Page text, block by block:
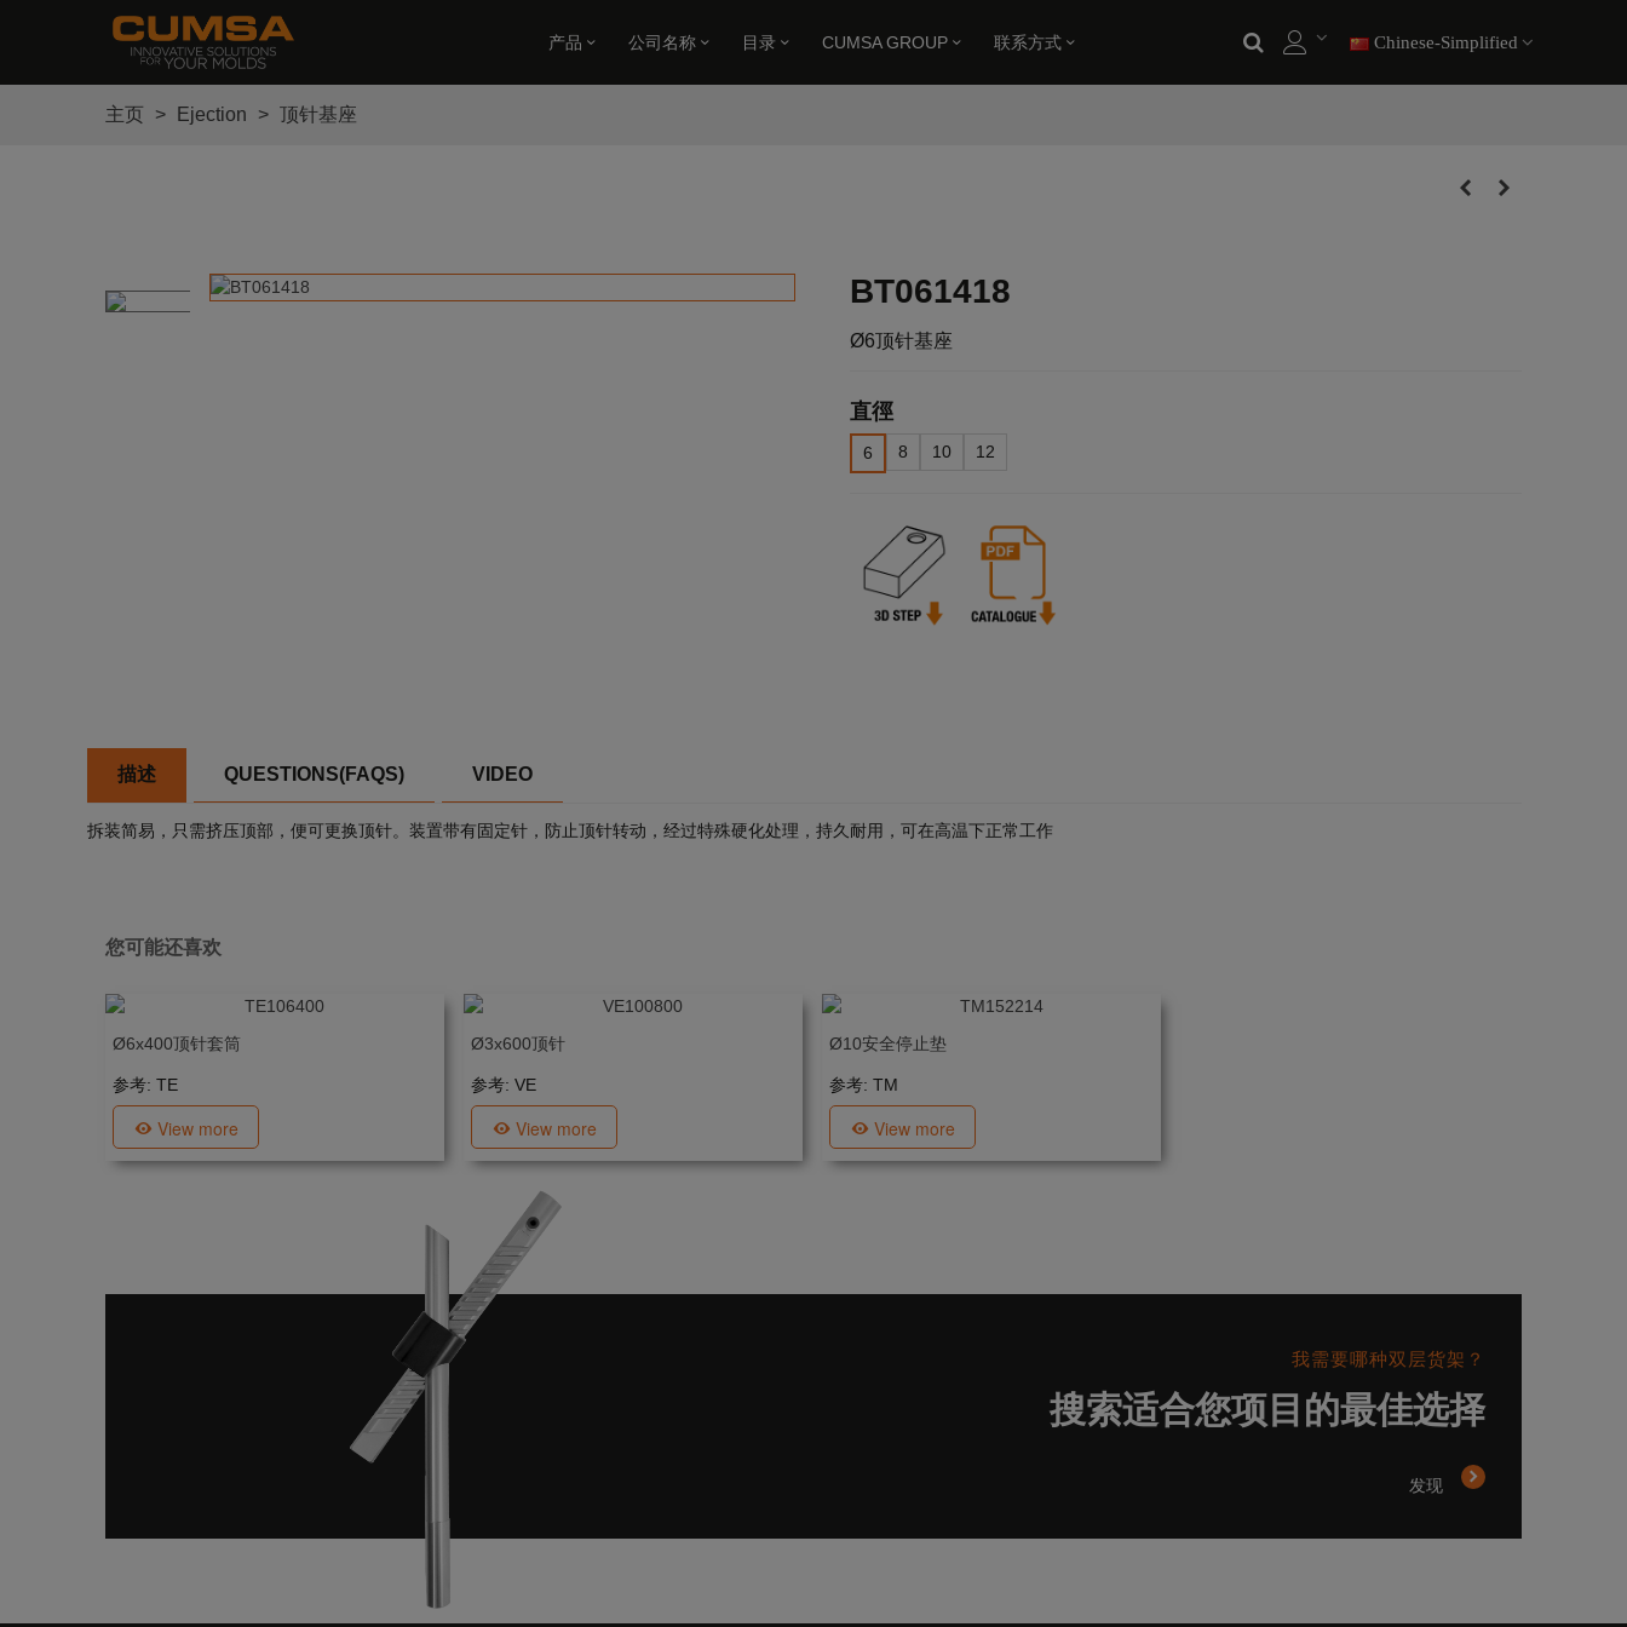
产品 公司名称 目录 CUMSA GROUP 联系方式 Chinese-Simplified
主页 > Ejection > 顶针基座
BT061418
Ø6顶针基座
直徑
6 8 10 12
描述 QUESTIONS(FAQS) VIDEO
拆装简易，只需挤压顶部，便可更换顶针。装置带有固定针，防止顶针转动，经过特殊硬化处理，持久耐用，可在高温下正常工作
您可能还喜欢
Ø6x400顶针套筒
参考: TE
View more
Ø3x600顶针
参考: VE
View more
Ø10安全停止垫
参考: TM
View more
我需要哪种双层货架？
搜索适合您项目的最佳选择
发现